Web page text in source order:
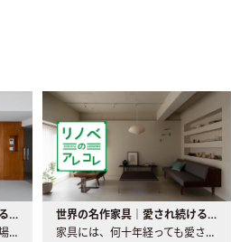
キッチンはレイアウトで決まる。後悔しないための考え方と選び方
キッチンは生活の中心となる場所だからこそ、家の中のどこに置..
世界の名作家具｜愛され続ける理由と一生モノとの出会い方
家具には、何十年経っても愛され続ける「名作」と呼ばれるもの..